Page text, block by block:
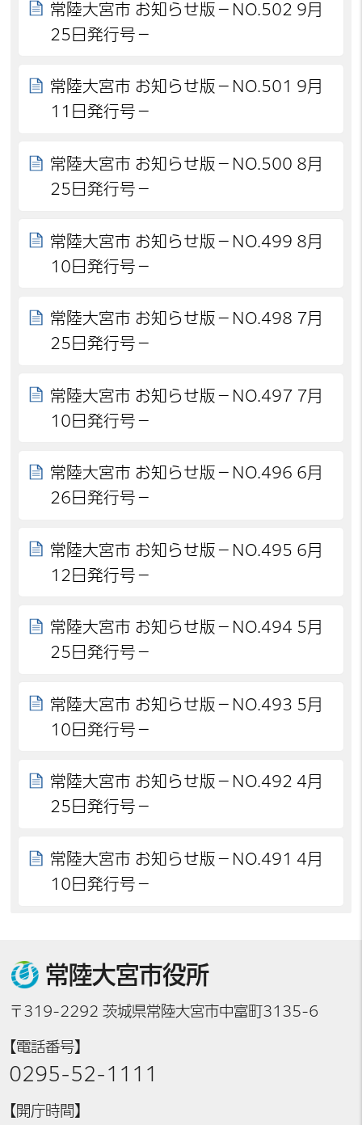
常陸大宮市 お知らせ版－NO.502 9月
25日発行号－
常陸大宮市 お知らせ版－NO.501 9月
11日発行号－
常陸大宮市 お知らせ版－NO.500 8月
25日発行号－
常陸大宮市 お知らせ版－NO.499 8月
10日発行号－
常陸大宮市 お知らせ版－NO.498 7月
25日発行号－
常陸大宮市 お知らせ版－NO.497 7月
10日発行号－
常陸大宮市 お知らせ版－NO.496 6月
26日発行号－
常陸大宮市 お知らせ版－NO.495 6月
12日発行号－
常陸大宮市 お知らせ版－NO.494 5月
25日発行号－
常陸大宮市 お知らせ版－NO.493 5月
10日発行号－
常陸大宮市 お知らせ版－NO.492 4月
25日発行号－
常陸大宮市 お知らせ版－NO.491 4月
10日発行号－
常陸大宮市役所
〒319-2292 茨城県常陸大宮市中富町3135-6
【電話番号】
0295-52-1111
【開庁時間】